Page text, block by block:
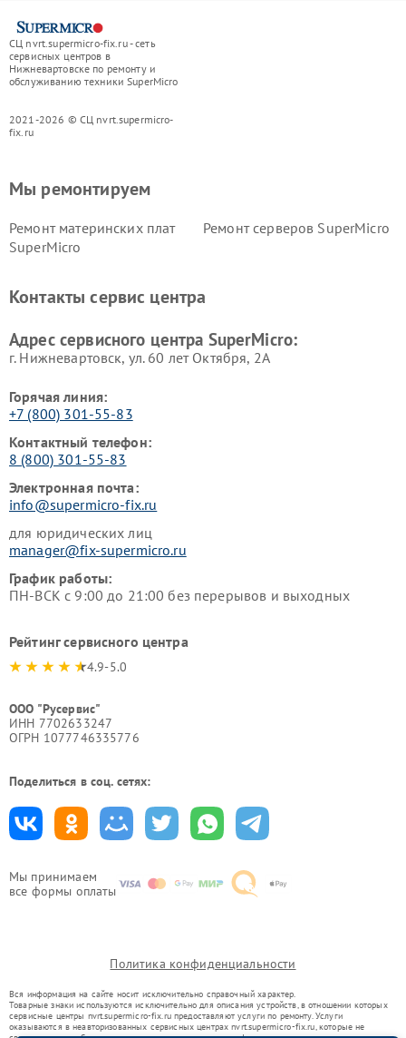
СЦ nvrt.supermicro-fix.ru - сеть
сервисных центров в
Нижневартовске по ремонту и
обслуживанию техники SuperMicro
2021-2026 © СЦ nvrt.supermicro-
fix.ru
Мы принимаем
все формы оплаты
Мы ремонтируем
Ремонт материнских плат
SuperMicro
Ремонт серверов SuperMicro
Контакты сервис центра
Адрес сервисного центра SuperMicro:
г. Нижневартовск, ул. 60 лет Октября, 2А
Горячая линия:
+7 (800) 301-55-83
Контактный телефон:
8 (800) 301-55-83
Электронная почта:
info@supermicro-fix.ru
для юридических лиц
manager@fix-supermicro.ru
График работы:
ПН-ВСК с 9:00 до 21:00 без перерывов и выходных
Рейтинг сервисного центра
4.9-5.0
ООО "Русервис"
ИНН 7702633247
ОГРН 1077746335776
Поделиться в соц. сетях:
Политика конфиденциальности
Вся информация на сайте носит исключительно справочный характер.
Товарные знаки используются исключительно для описания устройств, в отношении которых
сервисные центры nvrt.supermicro-fix.ru предоставляют услуги по ремонту. Услуги
оказываются в неавторизованных сервисных центрах nvrt.supermicro-fix.ru, которые не